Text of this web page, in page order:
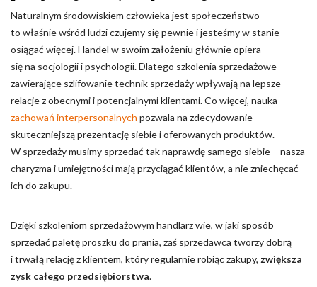
Naturalnym środowiskiem człowieka jest społeczeństwo –
to właśnie wśród ludzi czujemy się pewnie i jesteśmy w stanie
osiągać więcej. Handel w swoim założeniu głównie opiera
się na socjologii i psychologii. Dlatego szkolenia sprzedażowe
zawierające szlifowanie technik sprzedaży wpływają na lepsze
relacje z obecnymi i potencjalnymi klientami. Co więcej, nauka
zachowań interpersonalnych pozwala na zdecydowanie
skuteczniejszą prezentację siebie i oferowanych produktów.
W sprzedaży musimy sprzedać tak naprawdę samego siebie – nasza
charyzma i umiejętności mają przyciągać klientów, a nie zniechęcać
ich do zakupu.
Dzięki szkoleniom sprzedażowym handlarz wie, w jaki sposób
sprzedać paletę proszku do prania, zaś sprzedawca tworzy dobrą
i trwałą relację z klientem, który regularnie robiąc zakupy, zwiększa
zysk całego przedsiębiorstwa.